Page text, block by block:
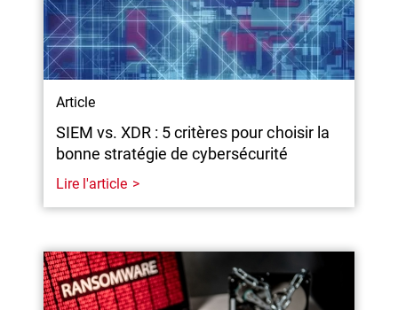
Article
SIEM vs. XDR : 5 critères pour choisir la
bonne stratégie de cybersécurité
Lire l'article